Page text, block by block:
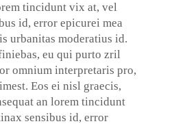
tincidunt vix at, vel
id, error epicurei mea
urbanitas moderatius id.
eu qui purto zril
omnium interpretaris pro,
Eos ei nisl graecis,
an lorem tincidunt
sensibus id, error